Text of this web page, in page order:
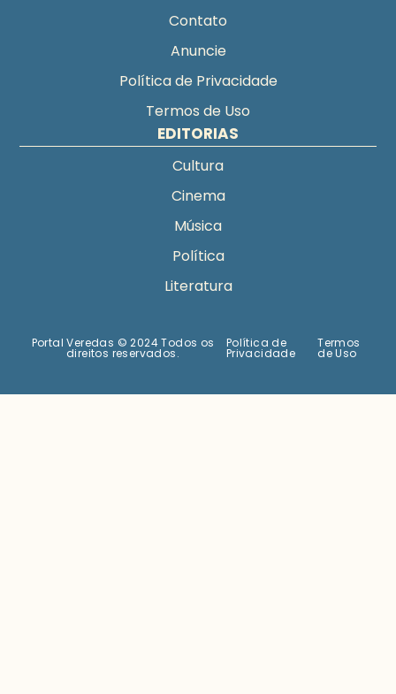
Contato
Anuncie
Política de Privacidade
Termos de Uso
EDITORIAS
Cultura
Cinema
Música
Política
Literatura
Portal Veredas © 2024 Todos os
direitos reservados.
Política de
Privacidade
Termos
de Uso